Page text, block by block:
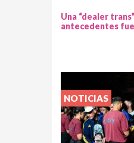
Una “dealer
antecedentes
NOTICIAS